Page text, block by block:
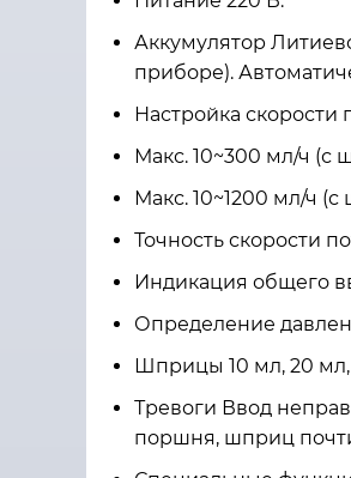
Аккумулятор
приборе).
Настройка скорости
Макс. 10~300 мл/ч (с
Макс. 10~1200 мл/ч
Точность скорости
Индикация общего
Определение
Шприцы 10 мл, 20
Тревоги Ввод
поршня, шприц